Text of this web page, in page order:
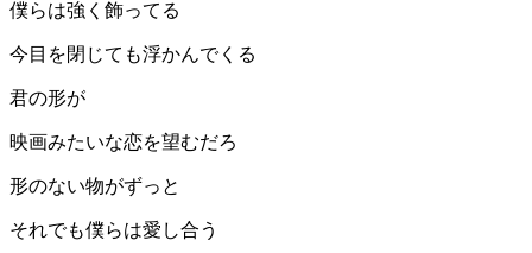
僕らは強く飾ってる
今目を閉じても浮かんでくる
君の形が
映画みたいな恋を望むだろ
形のない物がずっと
それでも僕らは愛し合う